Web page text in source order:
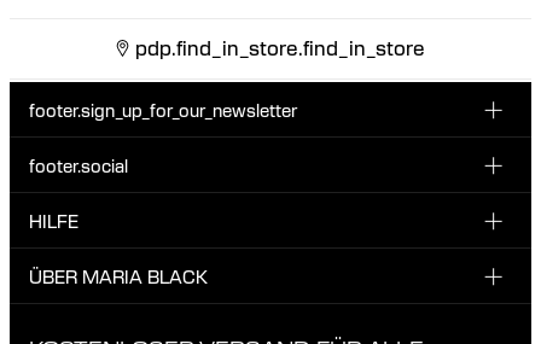
pdp.find_in_store.find_in_store
footer.sign_up_for_our_newsletter
Melde dich für unseren Newsletter an und erhalte 10 %
footer.social
INSTAGRAM
TIKTOK
HILFE
KUNDENSERVICE & KONTAKT
ÜBER MARIA BLACK